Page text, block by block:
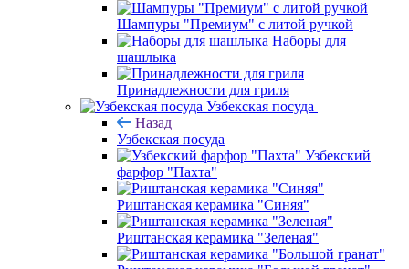
Шампуры "Премиум" с литой ручкой
Наборы для
шашлыка
Принадлежности для гриля
Узбекская посуда
Назад
Узбекская посуда
Узбекский
фарфор "Пахта"
Риштанская керамика "Синяя"
Риштанская керамика "Зеленая"